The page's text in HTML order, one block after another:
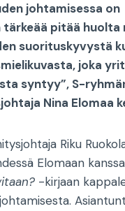
johtamisessa on
tärkeää pitää huolta
suorituskyvystä
joka
syntyy”, S-
Nina Elomaa
Riku
Elomaan kanssa
-kirjaan